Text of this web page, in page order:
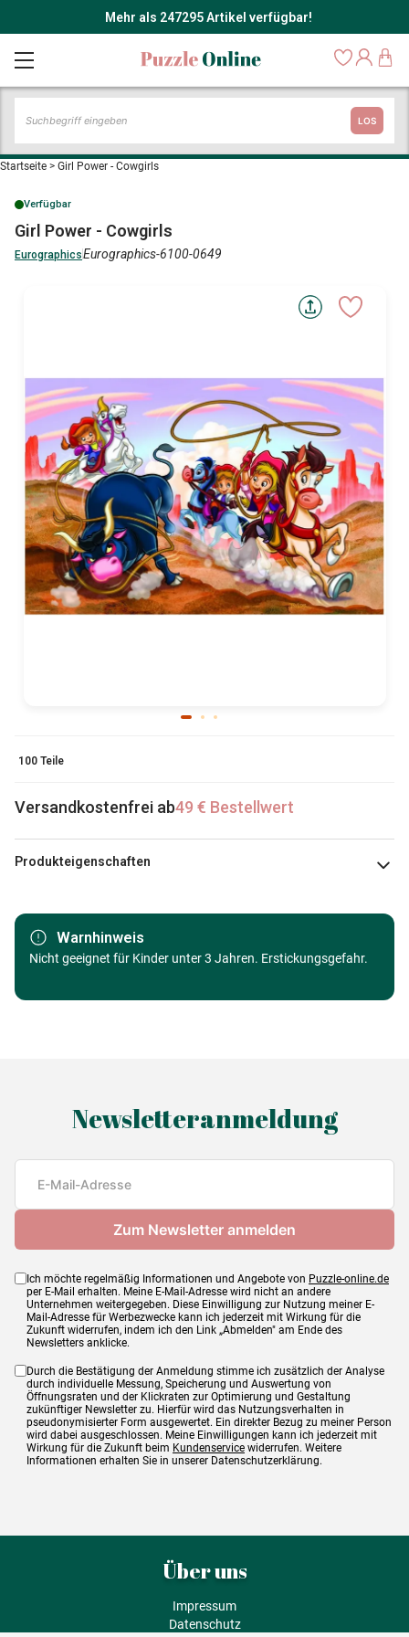
Mehr als 247295 Artikel verfügbar!
LOS
Startseite > Girl Power - Cowgirls
Verfügbar
Girl Power - Cowgirls
EurographicsEurographics-6100-0649
100 Teile
Versandkostenfrei ab49 € Bestellwert
Produkteigenschaften
Marke Eurographics
Alter ab 6 Jahre (50 bis 100 Teile)
Herkunft Made in Germany
Warnhinweis
Nicht geeignet für Kinder unter 3 Jahren. Erstickungsgefahr.
Newsletteranmeldung
Ich möchte regelmäßig Informationen und Angebote von Puzzle-online.de
per E-Mail erhalten. Meine E-Mail-Adresse wird nicht an andere
Unternehmen weitergegeben. Diese Einwilligung zur Nutzung meiner E-
Mail-Adresse für Werbezwecke kann ich jederzeit mit Wirkung für die
Zukunft widerrufen, indem ich den Link „Abmelden" am Ende des
Newsletters anklicke.
Durch die Bestätigung der Anmeldung stimme ich zusätzlich der Analyse
durch individuelle Messung, Speicherung und Auswertung von
Öffnungsraten und der Klickraten zur Optimierung und Gestaltung
zukünftiger Newsletter zu. Hierfür wird das Nutzungsverhalten in
pseudonymisierter Form ausgewertet. Ein direkter Bezug zu meiner Person
wird dabei ausgeschlossen. Meine Einwilligungen kann ich jederzeit mit
Wirkung für die Zukunft beim Kundenservice widerrufen. Weitere
Informationen erhalten Sie in unserer Datenschutzerklärung.
Über uns
Impressum
Datenschutz